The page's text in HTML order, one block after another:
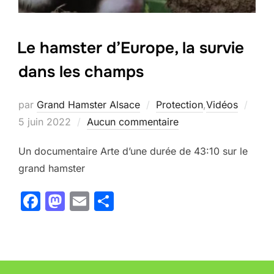
Le hamster d’Europe, la survie
dans les champs
par Grand Hamster Alsace Protection,Vidéos
5 juin 2022 Aucun commentaire
Un documentaire Arte d’une durée de 43:10 sur le
grand hamster
F
e
M
o
E
l
g